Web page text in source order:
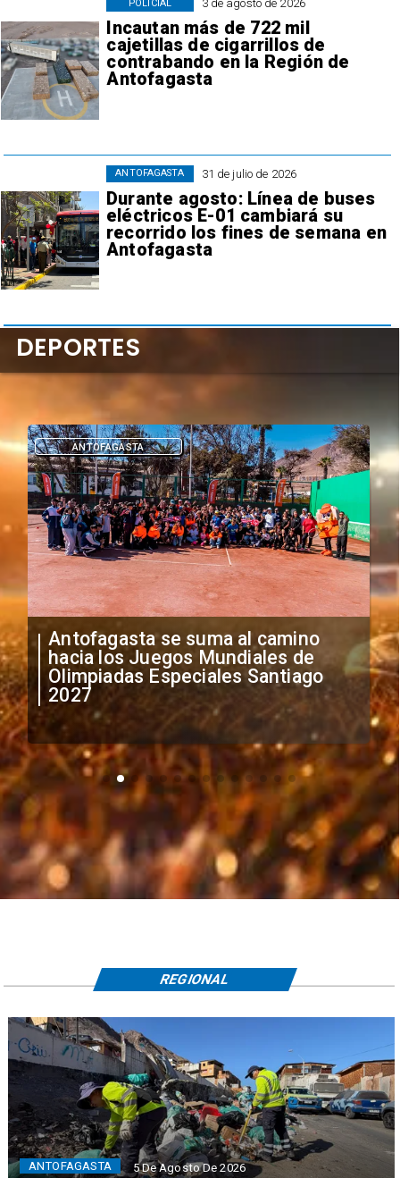
3 de agosto de 2026
Incautan más de 722 mil
cajetillas de cigarrillos de
contrabando en la Región de
Antofagasta
POLICIAL
31 de julio de 2026
Durante agosto: Línea de buses
eléctricos E-01 cambiará su
recorrido los fines de semana en
Antofagasta
ANTOFAGASTA
"Falta de profesionalismo": Sifup
anuncia medidas por situación
irregular de futbolistas
extranjeros
DEPORTES
DEPORTES
ANTOFAGASTA 5 De Agosto De 2026
REGIONAL